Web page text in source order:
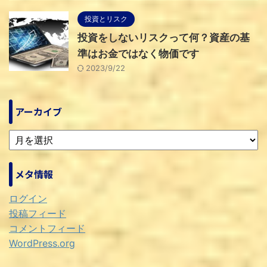
投資とリスク
投資をしないリスクって何？資産の基
準はお金ではなく物価です
2023/9/22
アーカイブ
メタ情報
ログイン
投稿フィード
コメントフィード
WordPress.org